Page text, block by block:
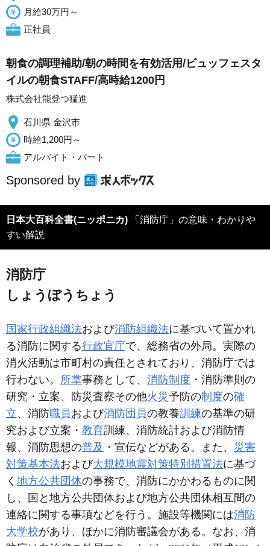
月給30万円～
正社員
朝食の調理補助/朝の時間を有効活用/ビュッフェスタ
イルの朝食STAFF/高時給1200円
株式会社能登つ猛進
石川県 金沢市
時給1,200円～
アルバイト・パート
Sponsored by
日本大百科全書(ニッポニカ) 「消防庁」の意味・わかりや
すい解説
消防庁
しょうぼうちょう
国家行政組織法および消防組織法に基づいて置かれ
る消防に関する行政官庁で、総務省の外局。実際の
消火活動は市町村の責任とされており、消防庁では
行わない。 所掌事務として、 消防制度 ・消防準則の
研究・立案、防災査察その他火災予防の制度の確
立、消防職員および消防団員の教養訓練の基準の研
究および立案・ 教育訓練、消防統計および消防情
報、消防思想の普及 ・宣伝などがある。また、 災害
対策基本法および大規模地震対策特別措置法に基づ
く 地方公共団体の事務で、消防にかかわるものに関
し、国と地方公共団体および地方公共団体相互間の
連絡に関する事項などを行う。施設等機関には消防
大学校があり、ほかに消防審議会がある。なお、消